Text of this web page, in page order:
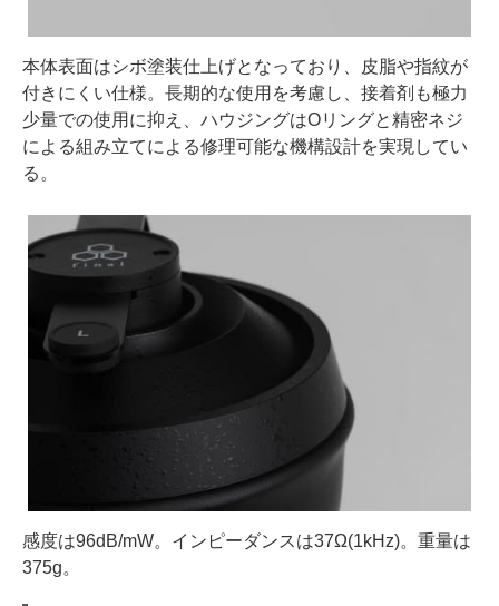
本体表面はシボ塗装仕上げとなっており、皮脂や指紋が
付きにくい仕様。長期的な使用を考慮し、接着剤も極力
少量での使用に抑え、ハウジングはOリングと精密ネジ
による組み立てによる修理可能な機構設計を実現してい
る。
感度は96dB/mW。インピーダンスは37Ω(1kHz)。重量は
375g。